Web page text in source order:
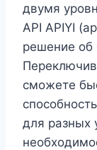
двумя
API APIYI
решение об
сможете
для разных